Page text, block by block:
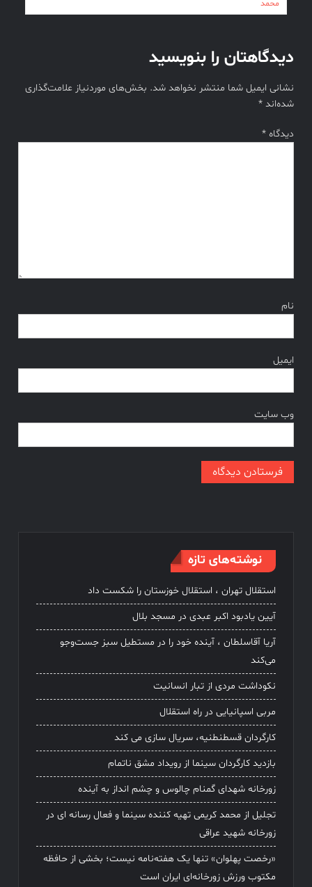
محمد
دیدگاهتان را بنویسید
نشانی ایمیل شما منتشر نخواهد شد. بخش‌های موردنیاز علامت‌گذاری
شده‌اند*
دیدگاه*
نام
ایمیل
وب‌ سایت
نوشته‌های تازه
استقلال تهران ، استقلال خوزستان را شکست داد
آیین یادبود اکبر عبدی در مسجد بلال
آریا آقاسلطان ، آینده خود را در مستطیل سبز جست‌وجو
می‌کند
نکوداشت مردی از تبار انسانیت
مربی اسپانیایی در راه استقلال
کارگردان قسطنطنیه، سریال سازی می کند
بازدید کارگردان سینما از رویداد مشق ناتمام
زورخانه شهدای گمنام چالوس و چشم انداز به آینده
تجلیل از محمد کریمی تهیه کننده سینما و فعال رسانه ای در
زورخانه شهید عراقی
«رخصت پهلوان» تنها یک هفته‌نامه نیست؛ بخشی از حافظه
مکتوب ورزش زورخانه‌ای ایران است